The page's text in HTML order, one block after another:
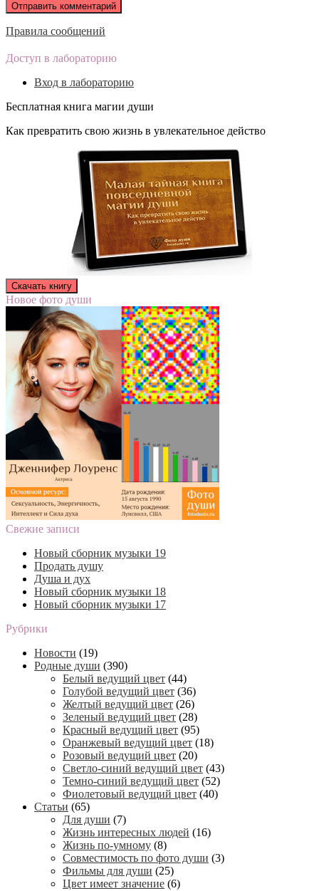
Правила сообщений
Доступ в лабораторию
Вход в лабораторию
Бесплатная книга магии души
Как превратить свою жизнь в увлекательное действо
Новое фото души
Свежие записи
Новый сборник музыки 19
Продать душу
Душа и дух
Новый сборник музыки 18
Новый сборник музыки 17
Рубрики
Новости (19)
Родные души (390)
Белый ведущий цвет (44)
Голубой ведущий цвет (36)
Желтый ведущий цвет (26)
Зеленый ведущий цвет (28)
Красный ведущий цвет (95)
Оранжевый ведущий цвет (18)
Розовый ведущий цвет (20)
Светло-синий ведущий цвет (43)
Темно-синий ведущий цвет (52)
Фиолетовый ведущий цвет (40)
Статьи (65)
Для души (7)
Жизнь интересных людей (16)
Жизнь по-умному (8)
Совместимость по фото души (3)
Фильмы для души (25)
Цвет имеет значение (6)